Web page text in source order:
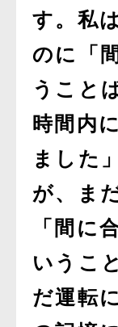
す。私
のに「
うこと
時間内
ました
が、ま
「間に
いうこ
だ運転